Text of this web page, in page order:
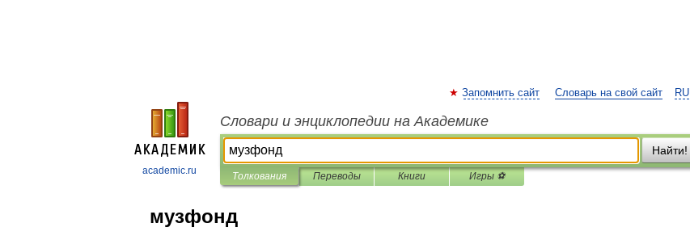
academic.ru
RU
Запомнить сайт Словарь на свой сайт
Словари и энциклопедии на Академике
Найти!
Толкования Переводы Книги Игры ⚽
музфонд